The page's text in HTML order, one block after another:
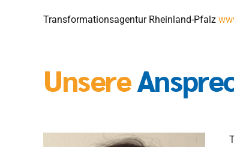
Transformationsagentur Rheinland-Pfalz
Unsere